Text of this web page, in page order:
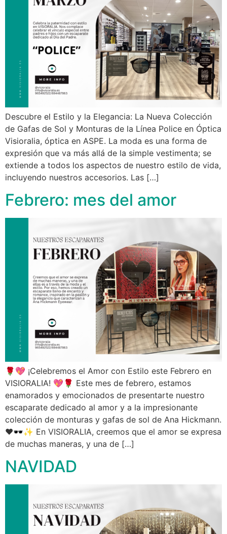
Descubre el Estilo y la Elegancia: La Nueva Colección
de Gafas de Sol y Monturas de la Línea Police en Óptica
Visioralia, óptica en ASPE. La moda es una forma de
expresión que va más allá de la simple vestimenta; se
extiende a todos los aspectos de nuestro estilo de vida,
incluyendo nuestros accesorios. Las […]
Febrero: mes del amor
🌹💖 ¡Celebremos el Amor con Estilo este Febrero en
VISIORALIA! 💖🌹 Este mes de febrero, estamos
enamorados y emocionados de presentarte nuestro
escaparate dedicado al amor y a la impresionante
colección de monturas y gafas de sol de Ana Hickmann.
❤️🕶️✨ En VISIORALIA, creemos que el amor se expresa
de muchas maneras, y una de […]
NAVIDAD